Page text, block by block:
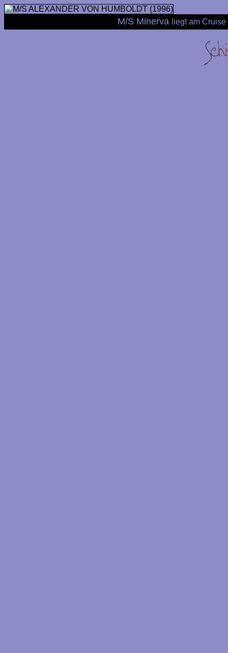
M/S Minerva liegt am